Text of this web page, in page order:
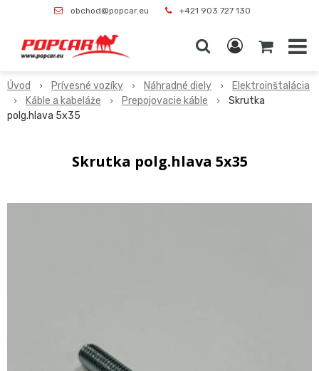
obchod@popcar.eu +421 903 727 130
Úvod Prívesné vozíky Náhradné diely
Elektroinštalácia
Káble a kabeláže
Prepojovacie káble
Skrutka
polg.hlava 5x35
Skrutka polg.hlava 5x35